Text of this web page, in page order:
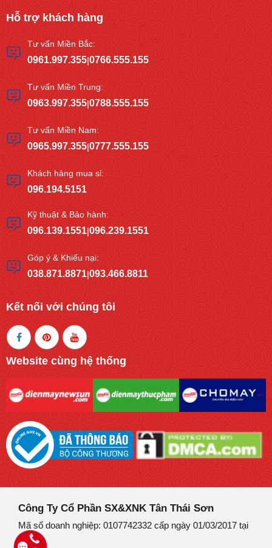
Hỗ trợ khách hàng
Tư vấn Miền Bắc:
0961.997.355|0766.555.155
Tư vấn Miền Trung:
0963.997.355|0788.555.155
Tư vấn Miền Nam:
0965.997.355|0777.555.155
Khách hàng mua sỉ:
096.194.5151
Kỹ thuật & Bảo hành:
096.139.1551|096.239.1551
Góp ý & Khiếu nại:
038.871.8871|093.466.8811
Kết nối với chúng tôi
Website cùng hệ thống
Công Ty Cổ Phần SX&XNK Tân Thái Sơn
Mã số doanh nghiệp: 0107742332 cấp ngày 01/03/2017 tại
Hà Nội